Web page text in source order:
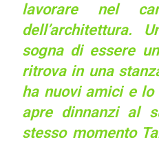
lavorare nel
dell’architettura.
sogna di essere
ritrova in una
ha nuovi amici e
apre dinnanzi al
stesso momento